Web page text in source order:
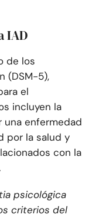
IAD
de los
(DSM-5),
el
incluyen la
enfermedad
por la salud y
con la
psicológica
criterios del